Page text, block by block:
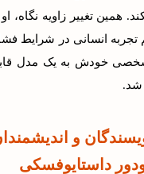
همین تغییر زاویه نگاه،
تجربه انسانی در شرایط
خودش به یک مدل
شد.
و
داستایوفسکی